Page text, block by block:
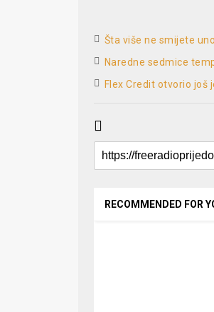
Šta više ne smijete
Naredne sedmice
Flex Credit otvorio još
RECOMMENDED FOR